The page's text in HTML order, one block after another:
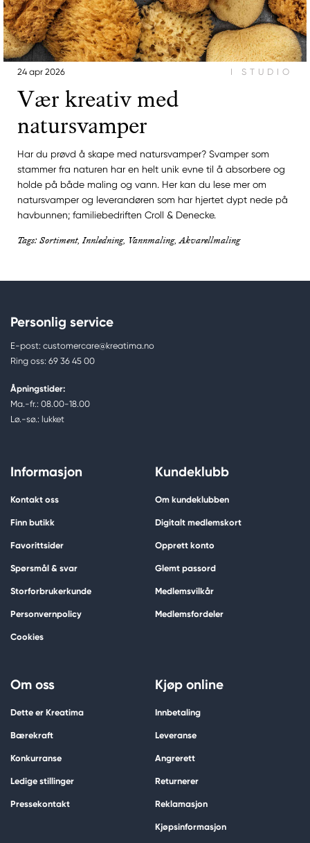
24 apr 2026 I STUDIO
Vær kreativ med
natursvamper
Har du prøvd å skape med natursvamper? Svamper som
stammer fra naturen har en helt unik evne til å absorbere og
holde på både maling og vann. Her kan du lese mer om
natursvamper og leverandøren som har hjertet dypt nede på
havbunnen; familiebedriften Croll & Denecke.
Tags: Sortiment, Innledning, Vannmaling, Akvarellmaling
Personlig service
E-post: customercare@kreatima.no
Ring oss: 69 36 45 00
Åpningstider:
Ma.-fr.: 08.00-18.00
Lø.-sø.: lukket
Informasjon
Kontakt oss
Finn butikk
Favorittsider
Spørsmål & svar
Storforbrukerkunde
Personvernpolicy
Cookies
Kundeklubb
Om kundeklubben
Digitalt medlemskort
Opprett konto
Glemt passord
Medlemsvilkår
Medlemsfordeler
Om oss
Dette er Kreatima
Bærekraft
Konkurranse
Ledige stillinger
Pressekontakt
Kjøp online
Innbetaling
Leveranse
Angrerett
Returnerer
Reklamasjon
Kjøpsinformasjon